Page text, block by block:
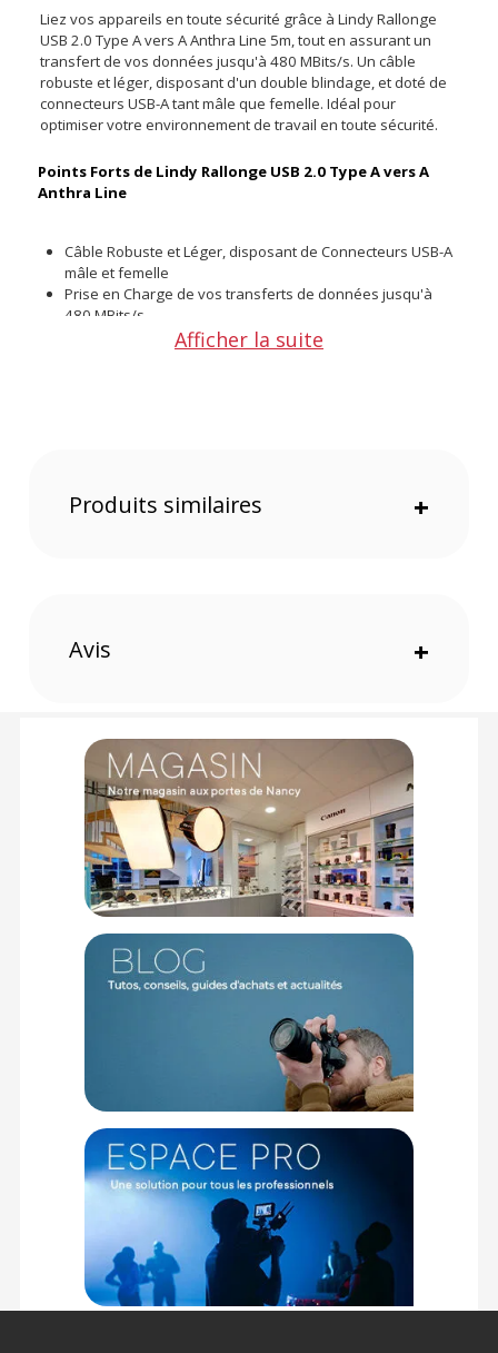
Liez vos appareils en toute sécurité grâce à Lindy Rallonge
USB 2.0 Type A vers A Anthra Line 5m, tout en assurant un
transfert de vos données jusqu'à 480 MBits/s. Un câble
robuste et léger, disposant d'un double blindage, et doté de
connecteurs USB-A tant mâle que femelle. Idéal pour
optimiser votre environnement de travail en toute sécurité.
Points Forts de Lindy Rallonge USB 2.0 Type A vers A
Anthra Line
Câble Robuste et Léger, disposant de Connecteurs USB-A
mâle et femelle
Prise en Charge de vos transferts de données jusqu'à
480 MBits/s
Câble disposant d'un double blindage pour une sécurité
Norme : USB 2.0
Connecteur :
Section des Conducteurs : 26/28 AWG
Bande Passante Supportée : 480 MBits/s
Atténuation Nominale : 5.8 db/km
Diamètre du Câble : 4 mm Ø
Rayon de Courbure (min) : 16 mm
Longueur du Câble : 5 m
CONTENU DU CARTON :
1 Lindy Rallonge USB 2.0 Type A vers A Anthra Line 5m
Code EAN Lindy Rallonge USB 2.0 Type A vers A Anthra Line
5m - Achat et Prix - :4002888367059
Garantie 2 ans
(1) Nombre de points Fidélité estimés, hors remises au panier, basé
sur le prix TTC en €, les points seront effectivement calculés dans le
Afficher la suite
Produits similaires +
Avis +